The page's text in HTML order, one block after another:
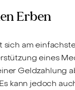
Erben
am
eines
Geldzahlung
kann jedoch